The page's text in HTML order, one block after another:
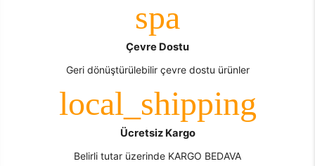
Çevre Dostu
Geri dönüştürülebilir çevre dostu ürünler
Ücretsiz Kargo
Belirli tutar üzerinde KARGO BEDAVA